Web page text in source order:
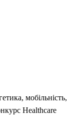
мобільність,
Healthcare